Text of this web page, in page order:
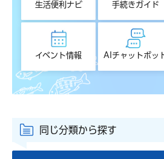
生活便利ナビ 手続きガイド
イベント情報 AIチャットボッ
同じ分類から探す